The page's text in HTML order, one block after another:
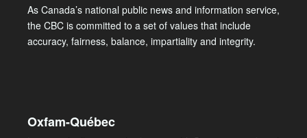
As Canada’s national public news and information service,
the CBC is committed to a set of values that include
accuracy, fairness, balance, impartiality and integrity.
Oxfam-Québec